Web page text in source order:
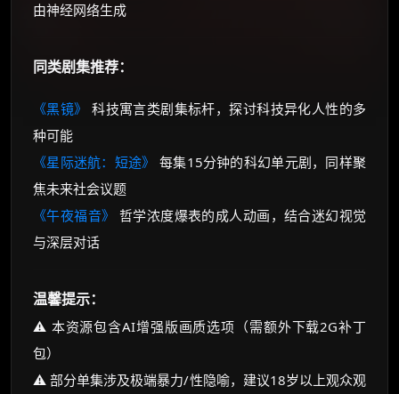
由神经网络生成
同类剧集推荐：
《黑镜》
科技寓言类剧集标杆，探讨科技异化人性的多
种可能
《星际迷航：短途》
每集15分钟的科幻单元剧，同样聚
焦未来社会议题
《午夜福音》
哲学浓度爆表的成人动画，结合迷幻视觉
与深层对话
温馨提示：
⚠️ 本资源包含AI增强版画质选项（需额外下载2G补丁
包）
⚠️ 部分单集涉及极端暴力/性隐喻，建议18岁以上观众观